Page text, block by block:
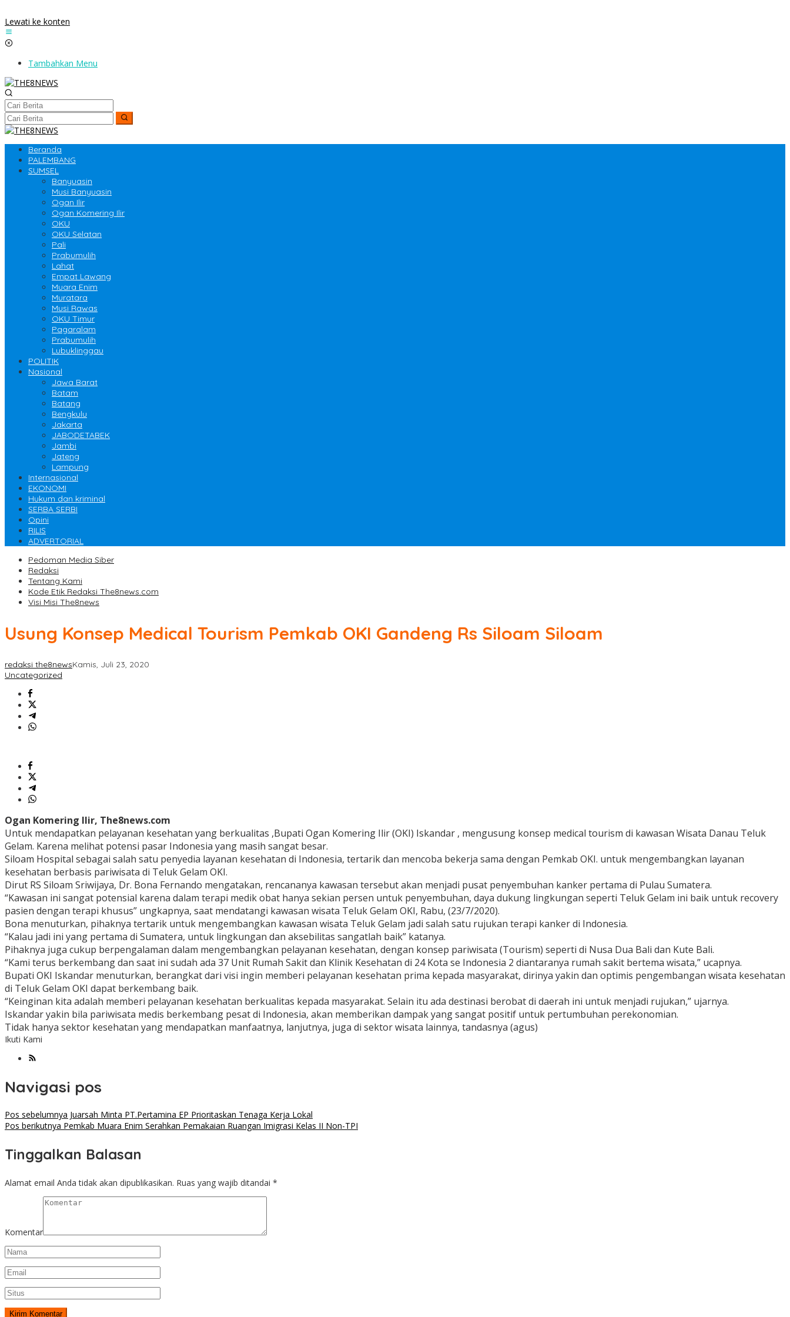
Lewati ke konten
Tambahkan Menu
Beranda
PALEMBANG
SUMSEL
Banyuasin
Musi Banyuasin
Ogan Ilir
Ogan Komering Ilir
OKU
OKU Selatan
Pali
Prabumulih
Lahat
Empat Lawang
Muara Enim
Muratara
Musi Rawas
OKU Timur
Pagaralam
Prabumulih
Lubuklinggau
POLITIK
Nasional
Jawa Barat
Batam
Batang
Bengkulu
Jakarta
JABODETABEK
Jambi
Jateng
Lampung
Internasional
EKONOMI
Hukum dan kriminal
SERBA SERBI
Opini
RILIS
ADVERTORIAL
Pedoman Media Siber
Redaksi
Tentang Kami
Kode Etik Redaksi The8news.com
Visi Misi The8news
Usung Konsep Medical Tourism Pemkab OKI Gandeng Rs Siloam Siloam
redaksi the8newsKamis, Juli 23, 2020
Uncategorized
Ogan Komering Ilir, The8news.com
Untuk mendapatkan pelayanan kesehatan yang berkualitas ,Bupati Ogan Komering Ilir (OKI) Iskandar , mengusung konsep medical tourism di kawasan Wisata Danau Teluk
Gelam. Karena melihat potensi pasar Indonesia yang masih sangat besar.
Siloam Hospital sebagai salah satu penyedia layanan kesehatan di Indonesia, tertarik dan mencoba bekerja sama dengan Pemkab OKI. untuk mengembangkan layanan
kesehatan berbasis pariwisata di Teluk Gelam OKI.
Dirut RS Siloam Sriwijaya, Dr. Bona Fernando mengatakan, rencananya kawasan tersebut akan menjadi pusat penyembuhan kanker pertama di Pulau Sumatera.
“Kawasan ini sangat potensial karena dalam terapi medik obat hanya sekian persen untuk penyembuhan, daya dukung lingkungan seperti Teluk Gelam ini baik untuk recovery
pasien dengan terapi khusus” ungkapnya, saat mendatangi kawasan wisata Teluk Gelam OKI, Rabu, (23/7/2020).
Bona menuturkan, pihaknya tertarik untuk mengembangkan kawasan wisata Teluk Gelam jadi salah satu rujukan terapi kanker di Indonesia.
“Kalau jadi ini yang pertama di Sumatera, untuk lingkungan dan aksebilitas sangatlah baik” katanya.
Pihaknya juga cukup berpengalaman dalam mengembangkan pelayanan kesehatan, dengan konsep pariwisata (Tourism) seperti di Nusa Dua Bali dan Kute Bali.
“Kami terus berkembang dan saat ini sudah ada 37 Unit Rumah Sakit dan Klinik Kesehatan di 24 Kota se Indonesia 2 diantaranya rumah sakit bertema wisata,” ucapnya.
Bupati OKI Iskandar menuturkan, berangkat dari visi ingin memberi pelayanan kesehatan prima kepada masyarakat, dirinya yakin dan optimis pengembangan wisata kesehatan
di Teluk Gelam OKI dapat berkembang baik.
“Keinginan kita adalah memberi pelayanan kesehatan berkualitas kepada masyarakat. Selain itu ada destinasi berobat di daerah ini untuk menjadi rujukan,” ujarnya.
Iskandar yakin bila pariwisata medis berkembang pesat di Indonesia, akan memberikan dampak yang sangat positif untuk pertumbuhan perekonomian.
Tidak hanya sektor kesehatan yang mendapatkan manfaatnya, lanjutnya, juga di sektor wisata lainnya, tandasnya (agus)
Ikuti Kami
Navigasi pos
Pos sebelumnya Juarsah Minta PT.Pertamina EP Prioritaskan Tenaga Kerja Lokal
Pos berikutnya Pemkab Muara Enim Serahkan Pemakaian Ruangan Imigrasi Kelas II Non-TPI
Tinggalkan Balasan
Alamat email Anda tidak akan dipublikasikan. Ruas yang wajib ditandai *
Komentar